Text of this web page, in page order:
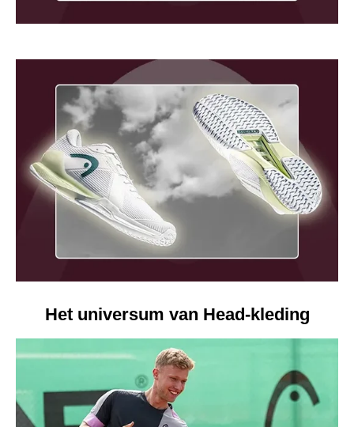
Het universum van Head-kleding